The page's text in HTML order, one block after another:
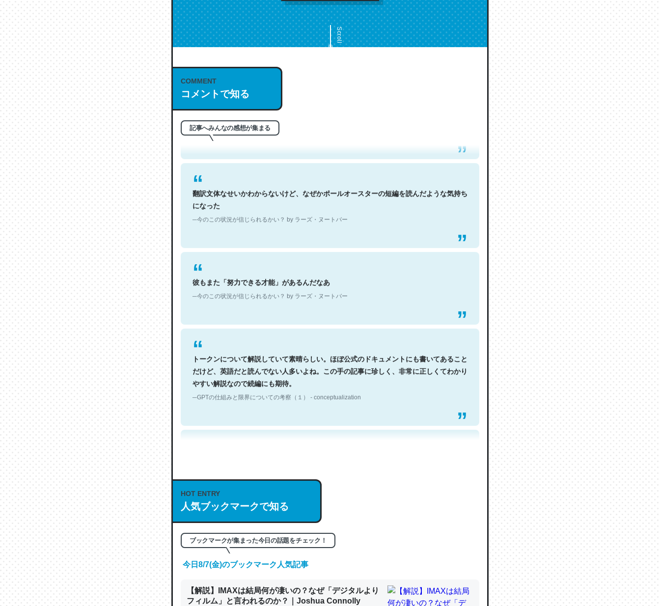
Scroll
COMMENT
コメントで知る
記事へみんなの感想が集まる
これは名文。彼はとてもクレバーなんだろうなと凄く思う。英語少しでも読める人は原文
もお勧め。自分はこの流れ好き。Let’s Fucking Go. Then Covid hit. Shit.
─今のこの状況が信じられるかい？ by ラーズ・ヌートバー
翻訳文体なせいかわからないけど、なぜかポールオースターの短編を読んだような気持ち
になった
─今のこの状況が信じられるかい？ by ラーズ・ヌートバー
彼もまた「努力できる才能」があるんだなあ
─今のこの状況が信じられるかい？ by ラーズ・ヌートバー
トークンについて解説していて素晴らしい。ほぼ公式のドキュメントにも書いてあること
だけど、英語だと読んでない人多いよね。この手の記事に珍しく、非常に正しくてわかり
やすい解説なので続編にも期待。
─GPTの仕組みと限界についての考察（１） - conceptualization
これは良記事。32768トークンだと英語小説100ページ分くらい。小説でいう「ずっと前
の伏線」は回収されないけど、短期記憶というには多い分量。進化すればするほど分かり
やすく強くなりそう
HOT ENTRY
人気ブックマークで知る
ブックマークが集まった今日の話題をチェック！
今日8/7(金)のブックマーク人気記事
【解説】IMAXは結局何が凄いの？なぜ「デジタルより
フィルム」と言われるのか？｜Joshua Connolly